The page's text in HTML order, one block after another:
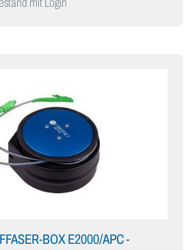
mit Login
BOX E2000/APC -